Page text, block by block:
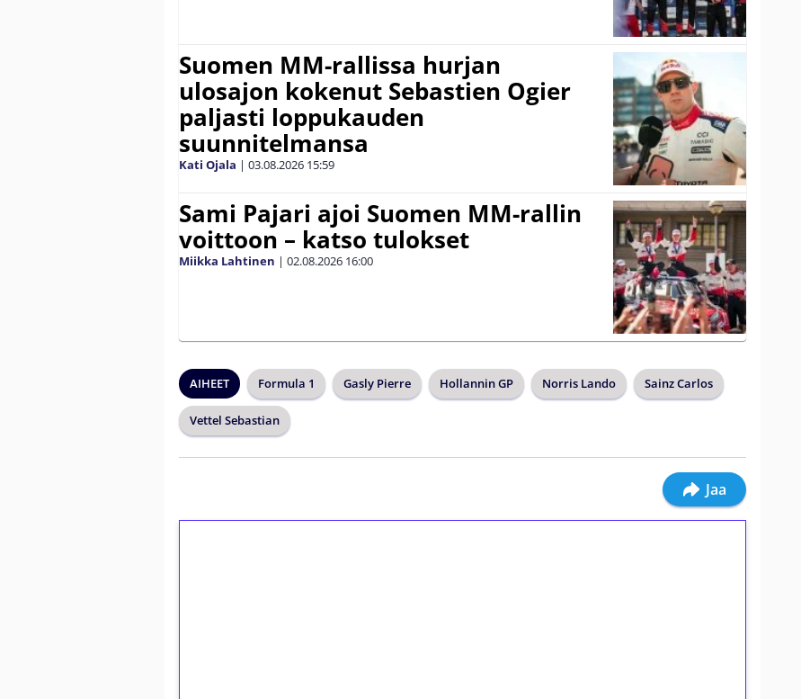
Suomen MM-rallissa hurjan
ulosajon kokenut Sebastien Ogier
paljasti loppukauden
suunnitelmansa
Kati Ojala | 03.08.2026 15:59
Sami Pajari ajoi Suomen MM-rallin
voittoon – katso tulokset
Miikka Lahtinen | 02.08.2026 16:00
AIHEET Formula 1 Gasly Pierre Hollannin GP Norris Lando Sainz Carlos
Vettel Sebastian
Jaa